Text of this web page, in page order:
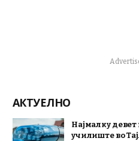
АКТУЕЛНО
Најмалку
училиште во